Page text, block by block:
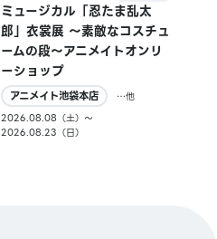
ミュージカル「忍たま乱太
郎」衣裳展 ～素敵なコスチュ
ームの段～アニメイトオンリ
ーショップ
アニメイト池袋本店
…他
2026.08.08（土）〜
2026.08.23（日）